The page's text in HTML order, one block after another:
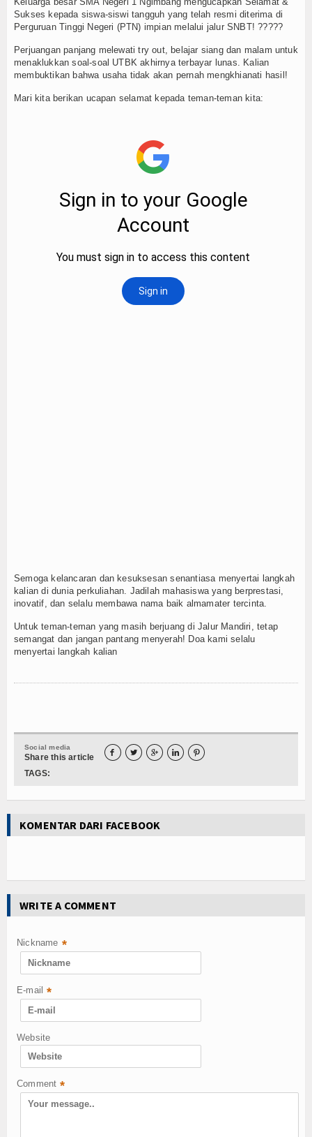
Liputan
Program
Tahfidzul Quran
Ketarunaan
E-Learning
Dokumentasi
Sukses kepada siswa-siswi tangguh yang telah resmi diterima di
Perguruan Tinggi Negeri (PTN) impian melalui jalur SNBT! ?????
Perjuangan panjang melewati try out, belajar siang dan malam untuk
menaklukkan soal-soal UTBK akhirnya terbayar lunas. Kalian
membuktikan bahwa usaha tidak akan pernah mengkhianati hasil!
Mari kita berikan ucapan selamat kepada teman-teman kita:
Semoga kelancaran dan kesuksesan senantiasa menyertai langkah
kalian di dunia perkuliahan. Jadilah mahasiswa yang berprestasi,
inovatif, dan selalu membawa nama baik almamater tercinta.
Untuk teman-teman yang masih berjuang di Jalur Mandiri, tetap
semangat dan jangan pantang menyerah! Doa kami selalu
menyertai langkah kalian
Social media
Share this article     
TAGS:
KOMENTAR DARI FACEBOOK
WRITE A COMMENT
Nickname *
E-mail *
Website
Comment *